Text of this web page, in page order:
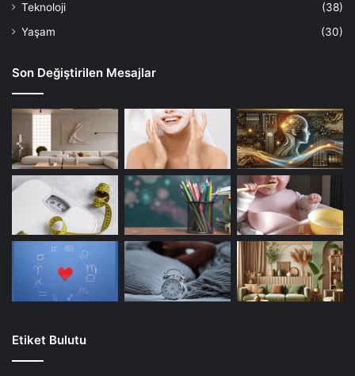
Teknoloji
(38)
Yaşam
(30)
Son Değiştirilen Mesajlar
Etiket Bulutu